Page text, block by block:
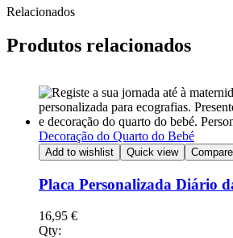
Relacionados
Produtos relacionados
Decoração do Quarto do Bebé
Add to wishlist Quick view Compare
Placa Personalizada Diário
16,95 €
Qty: